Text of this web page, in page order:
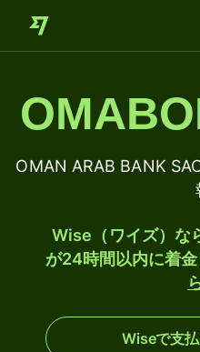
OMAN ARAB BANK
Wise（ワイズ）な
が24時間以内に着金
Wiseで支